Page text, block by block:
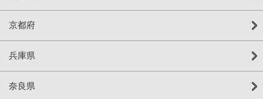
京都府
兵庫県
奈良県